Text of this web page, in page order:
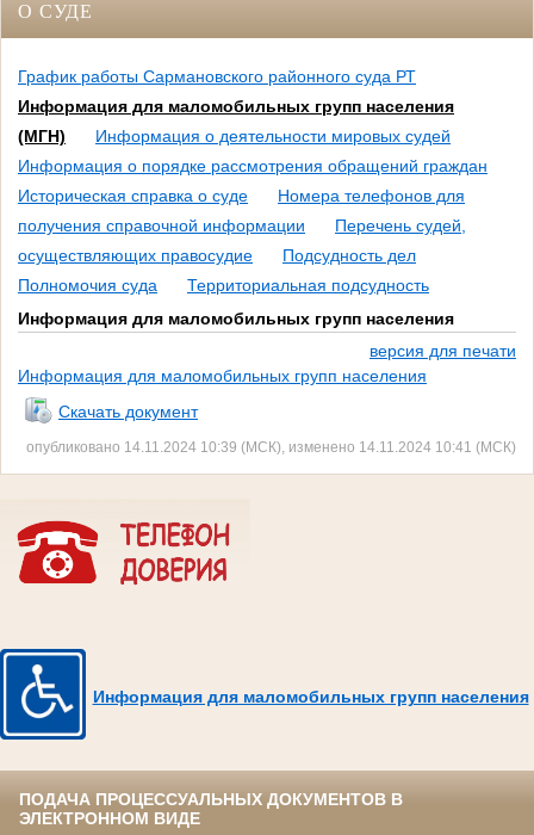
О СУДЕ
График работы Сармановского районного суда РТ
Информация для маломобильных групп населения
(МГН)
Информация о деятельности мировых судей
Информация о порядке рассмотрения обращений граждан
Историческая справка о суде
Номера телефонов для
получения справочной информации
Перечень судей,
осуществляющих правосудие
Подсудность дел
Полномочия суда
Территориальная подсудность
Информация для маломобильных групп населения
версия для печати
Информация для маломобильных групп населения
Скачать документ
опубликовано 14.11.2024 10:39 (МСК), изменено 14.11.2024 10:41 (МСК)
Информация для маломобильных групп населения
ПОДАЧА ПРОЦЕССУАЛЬНЫХ ДОКУМЕНТОВ В
ЭЛЕКТРОННОМ ВИДЕ